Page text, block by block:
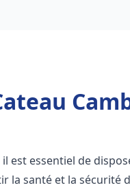
il est essentiel de
la santé et la sécurité